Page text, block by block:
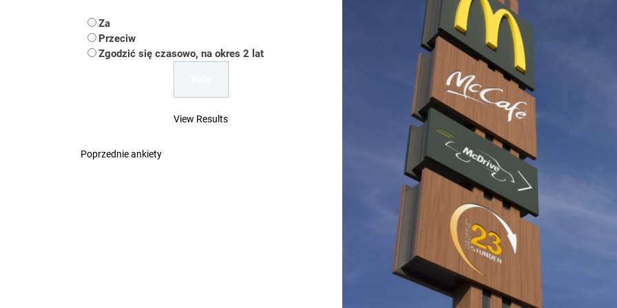
Ilu mieszkańców ma Rybnik?
Dość komentowania kolejnych afer w ochronie zdrowia — czas zacząć mówić o
Za
Przeciw
Zgodzić się czasowo, na okres 2 lat
View Results
Poprzednie ankiety